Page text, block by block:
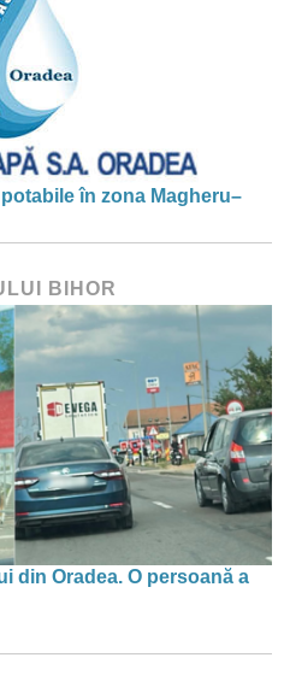
în zona Magheru–
BIHOR
din Oradea. O persoană a